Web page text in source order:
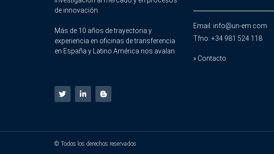
de innovación.
Más de 10 años de trayectoria y
experiencia en oficinas de transferencia
en España y Latino América nos avalan.
Email: info@un-em.com
Tfno: +34 981 524 118
» Contacto
© Todos los derechos reservados